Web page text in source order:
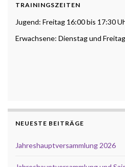
TRAININGSZEITEN
Jugend: Freitag 16:00 bis 17:30
Erwachsene: Dienstag und
NEUESTE BEITRÄGE
Jahreshauptversammlung 2026